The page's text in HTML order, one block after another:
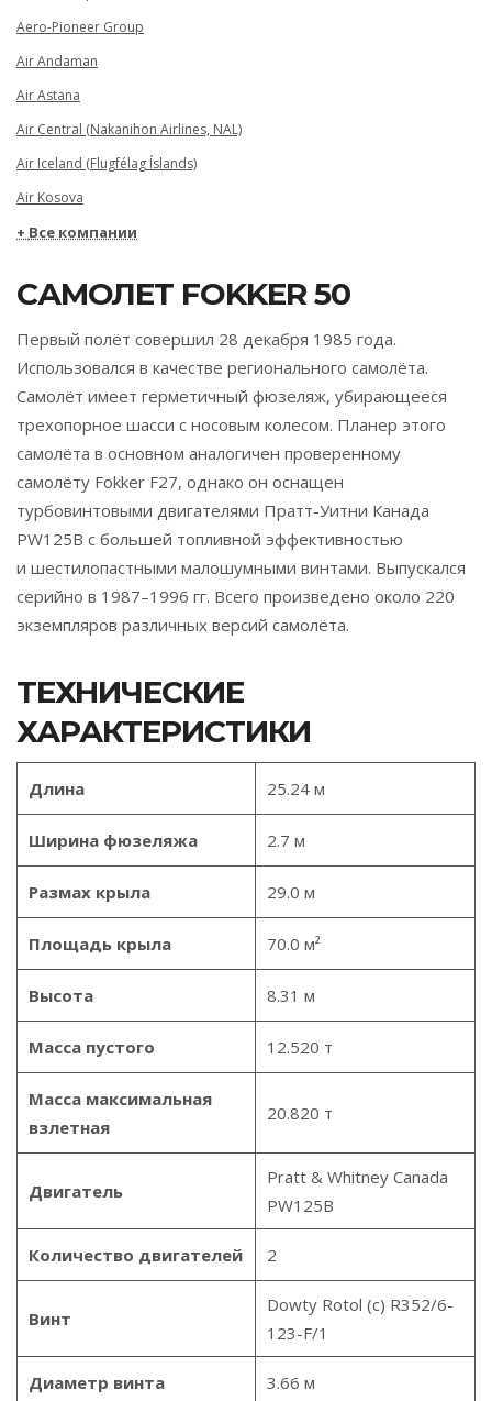
Aero-Pioneer Group
Air Andaman
Air Astana
Air Central (Nakanihon Airlines, NAL)
Air Iceland (Flugfélag Íslands)
Air Kosova
Все компании
САМОЛЕТ FOKKER 50
Первый полёт совершил 28 декабря 1985 года.
Использовался в качестве регионального самолёта.
Самолёт имеет герметичный фюзеляж, убирающееся
трехопорное шасси с носовым колесом. Планер этого
самолёта в основном аналогичен проверенному
самолёту Fokker F27, однако он оснащен
турбовинтовыми двигателями Пратт-Уитни Канада
PW125B с большей топливной эффективностью
и шестилопастными малошумными винтами. Выпускался
серийно в 1987–1996 гг. Всего произведено около 220
экземпляров различных версий самолёта.
ТЕХНИЧЕСКИЕ
ХАРАКТЕРИСТИКИ
Длина 25.24 м
Ширина фюзеляжа 2.7 м
Размах крыла 29.0 м
Площадь крыла 70.0 м²
Высота 8.31 м
Масса пустого 12.520 т
Масса максимальная
взлетная
20.820 т
Двигатель
Pratt & Whitney Canada
PW125B
Количество двигателей 2
Винт
Dowty Rotol (c) R352/6-
123-F/1
Диаметр винта 3.66 м